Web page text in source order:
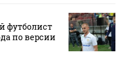
футболист
по версии